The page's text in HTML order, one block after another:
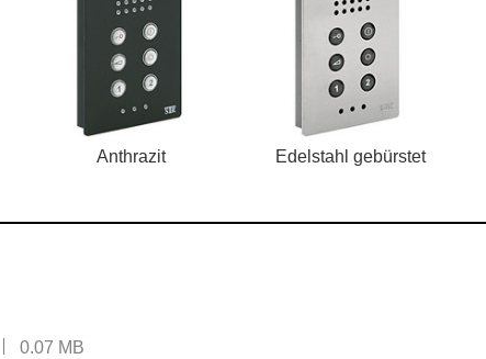
Anthrazit Edelstahl gebürstet
0.07 MB